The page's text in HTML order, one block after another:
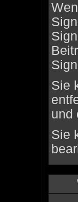
Sie
und
Sie